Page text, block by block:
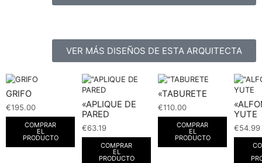
VER MÁS DISEÑOS DE ESTA ARQUITECTA
GRIFO
€195.00
COMPRAR
EL
PRODUCTO
«APLIQUE DE
PARED
€63.19
COMPRAR
EL
PRODUCTO
«TABURETE
€110.00
COMPRAR
EL
PRODUCTO
YUTE
€54.99